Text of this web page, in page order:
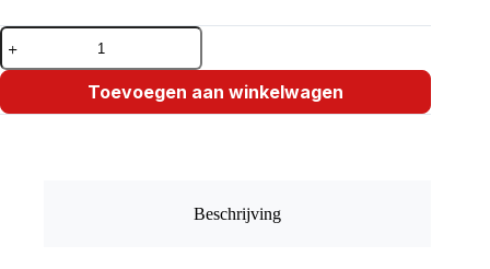
Predilecta
Goiabada
Cascâo
350
Toevoegen aan winkelwagen
Beschrijving